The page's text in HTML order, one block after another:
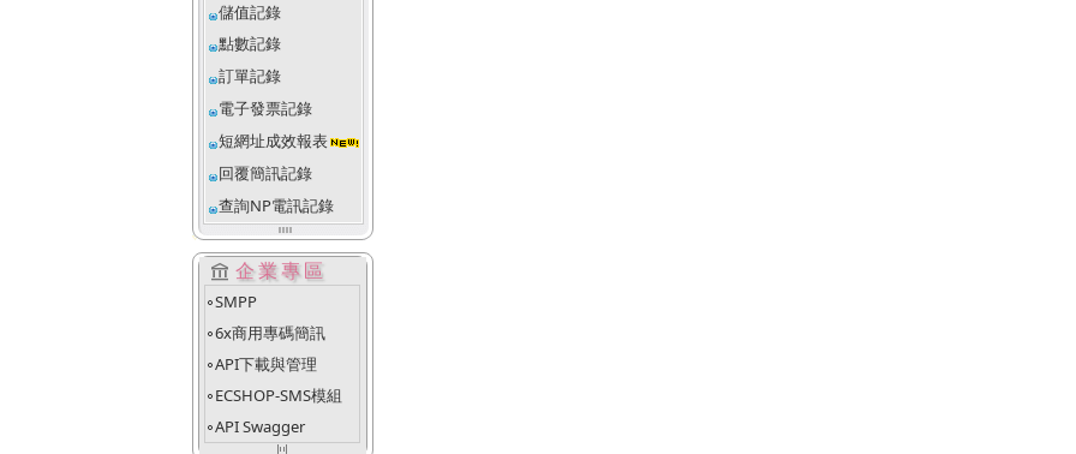
儲值記錄
點數記錄
訂單記錄
電子發票記錄
短網址成效報表
回覆簡訊記錄
查詢NP電訊記錄
account_balance 企業專區
fiber_manual_record SMPP
fiber_manual_record 6x商用專碼簡訊
fiber_manual_record API下載與管理
fiber_manual_record ECSHOP-SMS模組
fiber_manual_record API Swagger
align_justify_space_even